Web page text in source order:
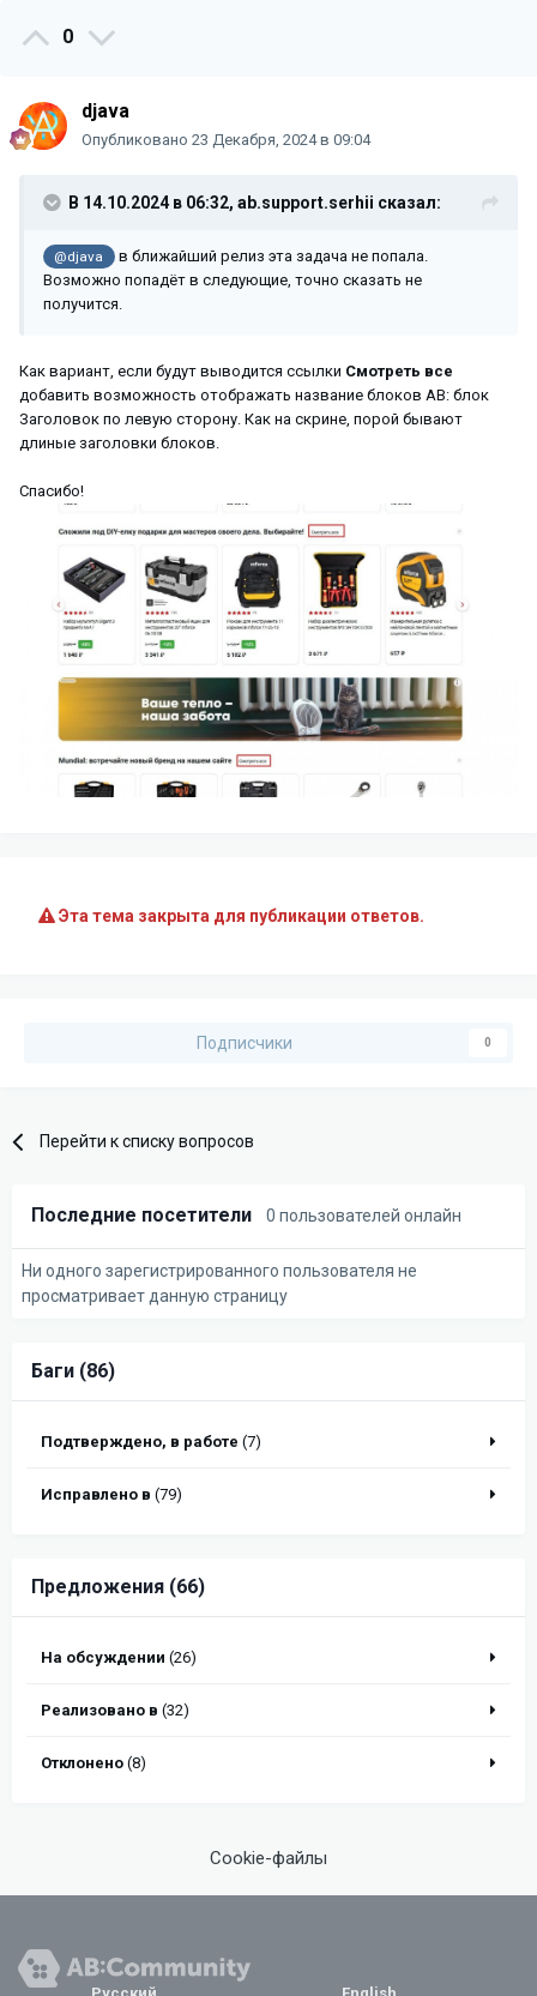
0
djava
Опубликовано 23 Декабря, 2024 в 09:04
В 14.10.2024 в 06:32, ab.support.serhii сказал:
@djava
в ближайший релиз эта задача не попала.
Возможно попадёт в следующие, точно сказать не
получится.
Как вариант, если будут выводится ссылки Смотреть все
добавить возможность отображать название блоков АВ: блок
Заголовок по левую сторону. Как на скрине, порой бывают
длиные заголовки блоков.
Спасибо!
Эта тема закрыта для публикации ответов.
Подписчики 0
Перейти к списку вопросов
Последние посетители 0 пользователей онлайн
Ни одного зарегистрированного пользователя не
просматривает данную страницу
Баги (86)
Подтверждено, в работе (7)
Исправлено в (79)
Предложения (66)
На обсуждении (26)
Реализовано в (32)
Отклонено (8)
Cookie-файлы